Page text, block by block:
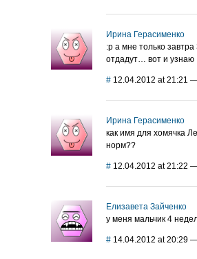
Ирина Герасименко
:р а мне только завтра
отдадут… вот и узнаю
# 12.04.2012 at 21:21
Ирина Герасименко
как имя для хомячка
норм??
# 12.04.2012 at 21:22
Елизавета Зайченко
у меня мальчик 4
# 14.04.2012 at 20:29